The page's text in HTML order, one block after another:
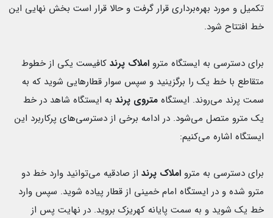
تکمیل و مورد بهره‌برداری قرار گرفت و حالا قرار است بخش نهایی این
خط افتتاح شود.
برای دسترسی به ایستگاه مترو املاک پرند کافیست یکی از خطوط
متقاطع با خط یک را برگزینید و سپس سوار قطارهایی شوید که به
سمت پرند می‌روند. ایستگاه متروی پرند به ایستگاه شاهد در خط
یک مترو متصل می‌شود. در ادامه برخی از دسترسی‌های پرکاربرد این
ایستگاه اشاره می‌کنیم:
برای دسترسی به مترو املاک پرند از صادقیه می‌توانید وارد خط دو
مترو شده و در ایستگاه امام خمینی از قطار پیاده شوید. سپس وارد
خط یک شوید و به سمت پایانه کهریزک بروید. در نهایت پس از